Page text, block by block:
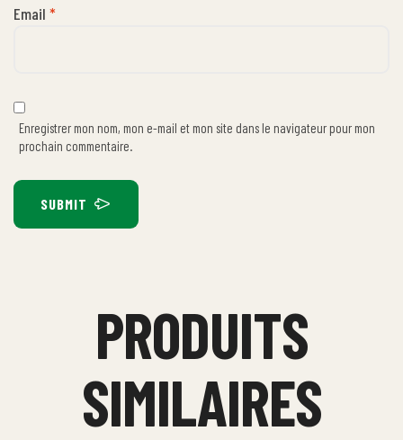
Email *
Enregistrer mon nom, mon e-mail et mon site dans le navigateur pour mon
prochain commentaire.
SUBMIT
PRODUITS
SIMILAIRES